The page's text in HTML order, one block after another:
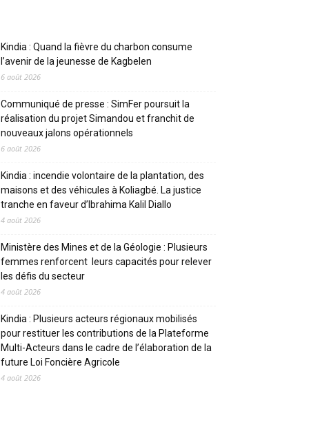
Kindia : Quand la fièvre du charbon consume
l’avenir de la jeunesse de Kagbelen
6 août 2026
Communiqué de presse : SimFer poursuit la
réalisation du projet Simandou et franchit de
nouveaux jalons opérationnels
6 août 2026
Kindia : incendie volontaire de la plantation, des
maisons et des véhicules à Koliagbé. La justice
tranche en faveur d’Ibrahima Kalil Diallo
4 août 2026
Ministère des Mines et de la Géologie : Plusieurs
femmes renforcent leurs capacités pour relever
les défis du secteur
4 août 2026
Kindia : Plusieurs acteurs régionaux mobilisés
pour restituer les contributions de la Plateforme
Multi-Acteurs dans le cadre de l’élaboration de la
future Loi Foncière Agricole
4 août 2026